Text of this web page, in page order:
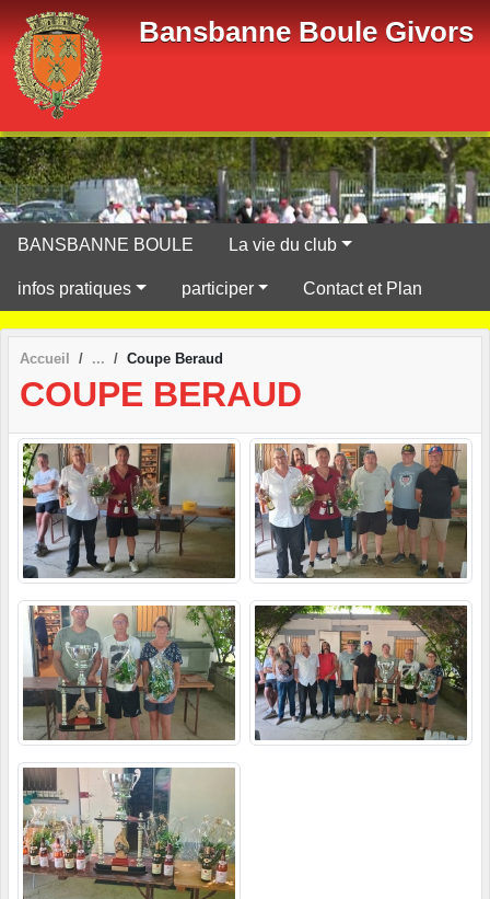
Bansbanne Boule Givors
BANSBANNE BOULE La vie du club
infos pratiques participer Contact et Plan
Accueil Coupe Beraud
COUPE BERAUD
Panneau de gestion des cookies